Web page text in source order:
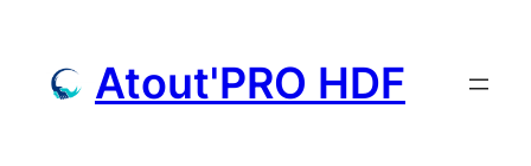
contenu
Atout'PRO HDF